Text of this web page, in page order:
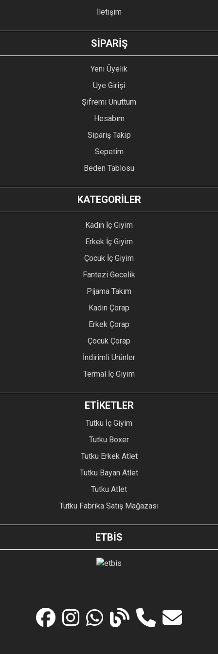
GÖNDER
İletişim
SİPARİŞ
Yeni Üyelik
Üye Girişi
Şifremi Unuttum
Hesabım
Sipariş Takip
Sepetim
Beden Tablosu
KATEGORİLER
Kadın İç Giyim
Erkek İç Giyim
Çocuk İç Giyim
Fantezi Gecelik
Pijama Takım
Kadın Çorap
Erkek Çorap
Çocuk Çorap
İndirimli Ürünler
Termal İç Giyim
ETİKETLER
Tutku İç Giyim
Tutku Boxer
Tutku Erkek Atlet
Tutku Bayan Atlet
Tutku Atlet
Tutku Fabrika Satış Mağazası
ETBİS